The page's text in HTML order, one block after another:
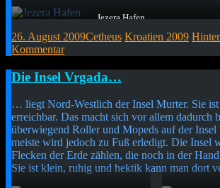
ist deutlich größer und
deutlich mehr Boote
als Vrgada.
Boote ist immer wieder
mich, da ich mit
zu tun habe.
Jezera Hafen
von vielen Seeigeln, Krebsen und weiteren
26. August 2009Cetheus Kroatien 2009
Kommentar
Kurzmitteilung
Die Insel Vrgada…
… liegt Nord-Westlich der Insel Murter. Sie
erreichbar. Das macht sich vor allem dadurch
überwiegend Roller und Mopeds auf der Insel
meiste wird jedoch zu Fuß erledigt. Die Insel
Flecken der Erde zählen, die noch in der
Sie ist klein, ruhig und hektik kann man dort